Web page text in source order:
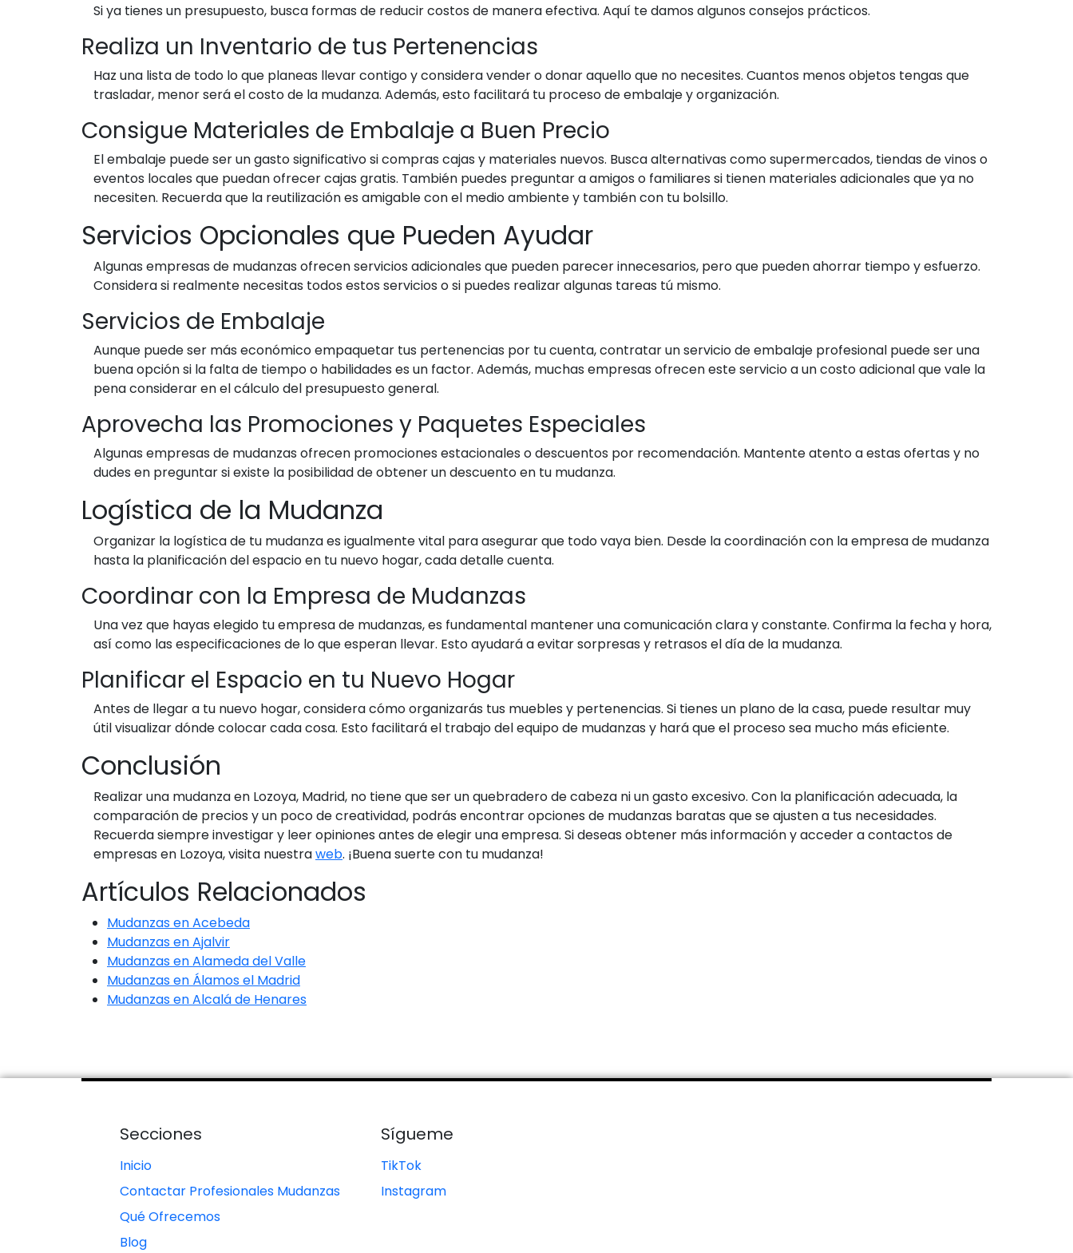
Si ya tienes un presupuesto, busca formas de reducir costos de manera efectiva. Aquí te damos algunos consejos prácticos.
Realiza un Inventario de tus Pertenencias
Haz una lista de todo lo que planeas llevar contigo y considera vender o donar aquello que no necesites. Cuantos menos objetos tengas que
trasladar, menor será el costo de la mudanza. Además, esto facilitará tu proceso de embalaje y organización.
Consigue Materiales de Embalaje a Buen Precio
El embalaje puede ser un gasto significativo si compras cajas y materiales nuevos. Busca alternativas como supermercados, tiendas de vinos o
eventos locales que puedan ofrecer cajas gratis. También puedes preguntar a amigos o familiares si tienen materiales adicionales que ya no
necesiten. Recuerda que la reutilización es amigable con el medio ambiente y también con tu bolsillo.
Servicios Opcionales que Pueden Ayudar
Algunas empresas de mudanzas ofrecen servicios adicionales que pueden parecer innecesarios, pero que pueden ahorrar tiempo y esfuerzo.
Considera si realmente necesitas todos estos servicios o si puedes realizar algunas tareas tú mismo.
Servicios de Embalaje
Aunque puede ser más económico empaquetar tus pertenencias por tu cuenta, contratar un servicio de embalaje profesional puede ser una
buena opción si la falta de tiempo o habilidades es un factor. Además, muchas empresas ofrecen este servicio a un costo adicional que vale la
pena considerar en el cálculo del presupuesto general.
Aprovecha las Promociones y Paquetes Especiales
Algunas empresas de mudanzas ofrecen promociones estacionales o descuentos por recomendación. Mantente atento a estas ofertas y no
dudes en preguntar si existe la posibilidad de obtener un descuento en tu mudanza.
Logística de la Mudanza
Organizar la logística de tu mudanza es igualmente vital para asegurar que todo vaya bien. Desde la coordinación con la empresa de mudanza
hasta la planificación del espacio en tu nuevo hogar, cada detalle cuenta.
Coordinar con la Empresa de Mudanzas
Una vez que hayas elegido tu empresa de mudanzas, es fundamental mantener una comunicación clara y constante. Confirma la fecha y hora,
así como las especificaciones de lo que esperan llevar. Esto ayudará a evitar sorpresas y retrasos el día de la mudanza.
Planificar el Espacio en tu Nuevo Hogar
Antes de llegar a tu nuevo hogar, considera cómo organizarás tus muebles y pertenencias. Si tienes un plano de la casa, puede resultar muy
útil visualizar dónde colocar cada cosa. Esto facilitará el trabajo del equipo de mudanzas y hará que el proceso sea mucho más eficiente.
Conclusión
Realizar una mudanza en Lozoya, Madrid, no tiene que ser un quebradero de cabeza ni un gasto excesivo. Con la planificación adecuada, la
comparación de precios y un poco de creatividad, podrás encontrar opciones de mudanzas baratas que se ajusten a tus necesidades.
Recuerda siempre investigar y leer opiniones antes de elegir una empresa. Si deseas obtener más información y acceder a contactos de
empresas en Lozoya, visita nuestraweb. ¡Buena suerte con tu mudanza!
Artículos Relacionados
Mudanzas en Acebeda
Mudanzas en Ajalvir
Mudanzas en Alameda del Valle
Mudanzas en Álamos el Madrid
Mudanzas en Alcalá de Henares
Secciones
Inicio
Contactar Profesionales Mudanzas
Qué Ofrecemos
Blog
Sígueme
TikTok
Instagram